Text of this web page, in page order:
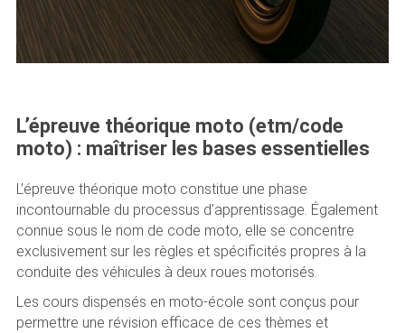
L’épreuve théorique moto (etm/code
moto) : maîtriser les bases essentielles
L’épreuve théorique moto constitue une phase
incontournable du processus d’apprentissage. Également
connue sous le nom de code moto, elle se concentre
exclusivement sur les règles et spécificités propres à la
conduite des véhicules à deux roues motorisés.
Les cours dispensés en moto-école sont conçus pour
permettre une révision efficace de ces thèmes et